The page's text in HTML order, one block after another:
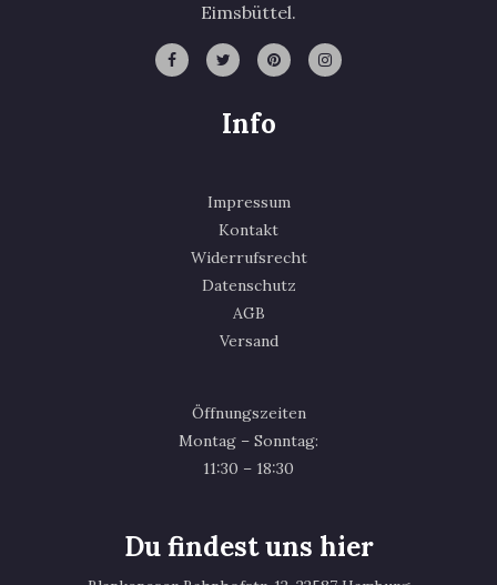
Eimsbüttel.
Info
Impressum
Kontakt
Widerrufsrecht
Datenschutz
AGB
Versand
Öffnungszeiten
Montag – Sonntag:
11:30 – 18:30
Du findest uns hier